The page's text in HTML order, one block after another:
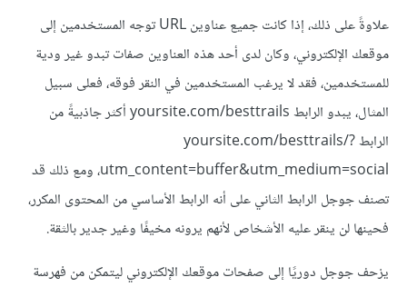
علاوةً على ذلك، إذا كانت جميع عناوين URL توجه المستخدمين إلى
موقعك الإلكتروني، وكان لدى أحد هذه العناوين صفات تبدو غير ودية
للمستخدمين، فقد لا يرغب المستخدمين في النقر فوقه، فعلى سبيل
المثال، يبدو الرابط yoursite.com/besttrails أكثر جاذبيةً من
الرابط yoursite.com/besttrails/?
utm_content=buffer&utm_medium=social، ومع ذلك قد
تصنف جوجل الرابط الثاني على أنه الرابط الأساسي من المحتوى المكرر،
فحينها لن ينقر عليه الأشخاص لأنهم يرونه مخيفًا وغير جدير بالثقة.
يزحف جوجل دوريًا إلى صفحات موقعك الإلكتروني ليتمكن من فهرسة